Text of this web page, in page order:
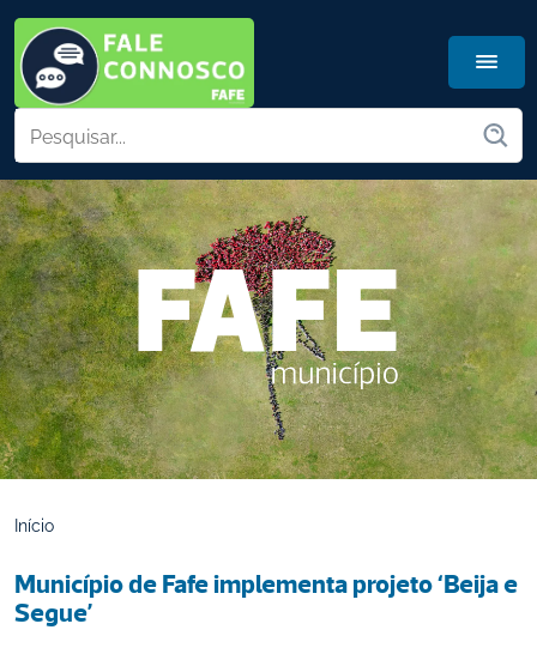
Início
Município de Fafe implementa projeto ‘Beija e
Segue’